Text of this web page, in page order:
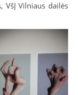
VšĮ Vilniaus dailės